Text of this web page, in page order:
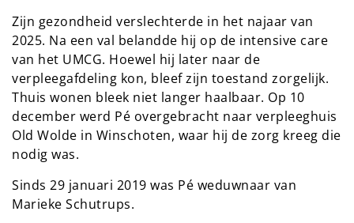
Zijn gezondheid verslechterde in het najaar van
2025. Na een val belandde hij op de intensive care
van het UMCG. Hoewel hij later naar de
verpleegafdeling kon, bleef zijn toestand zorgelijk.
Thuis wonen bleek niet langer haalbaar. Op 10
december werd Pé overgebracht naar verpleeghuis
Old Wolde in Winschoten, waar hij de zorg kreeg die
nodig was.
Sinds 29 januari 2019 was Pé weduwnaar van
Marieke Schutrups.